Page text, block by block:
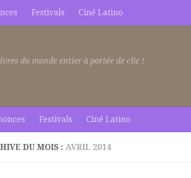
Festivals Ciné Latino
du monde entier à portée de clic !
Festivals Ciné Latino
DU MOIS : AVRIL 2014